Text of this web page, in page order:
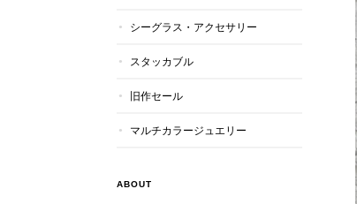
シーグラス・アクセサリー
スタッカブル
旧作セール
マルチカラージュエリー
ABOUT